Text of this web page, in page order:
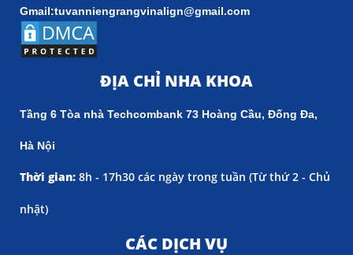
Gmail:tuvanniengrangvinalign@gmail.com
ĐỊA CHỈ NHA KHOA
Tầng 6 Tòa nhà Techcombank 73 Hoàng Cầu, Đống Đa,
Hà Nội
Thời gian: 8h - 17h30 các ngày trong tuần (Từ thứ 2 - Chủ
nhật)
CÁC DỊCH VỤ